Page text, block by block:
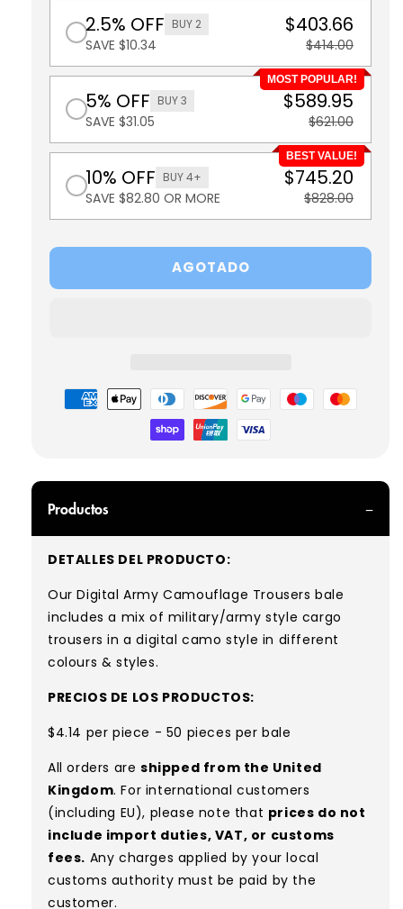
2.5% OFF BUY 2
SAVE $10.34
$403.66
$414.00
MOST POPULAR!
5% OFF BUY 3
SAVE $31.05
$589.95
$621.00
BEST VALUE!
10% OFF BUY 4+
SAVE $82.80 OR MORE
$745.20
$828.00
AGOTADO
Formas
de
Productos
DETALLES DEL PRODUCTO:
Our Digital Army Camouflage Trousers bale
includes a mix of military/army style cargo
trousers in a digital camo style in different
colours & styles.
PRECIOS DE LOS PRODUCTOS:
$4.14 per piece - 50 pieces per bale
All orders are shipped from the United
Kingdom. For international customers
(including EU), please note that prices do not
include import duties, VAT, or customs
fees. Any charges applied by your local
customs authority must be paid by the
customer.